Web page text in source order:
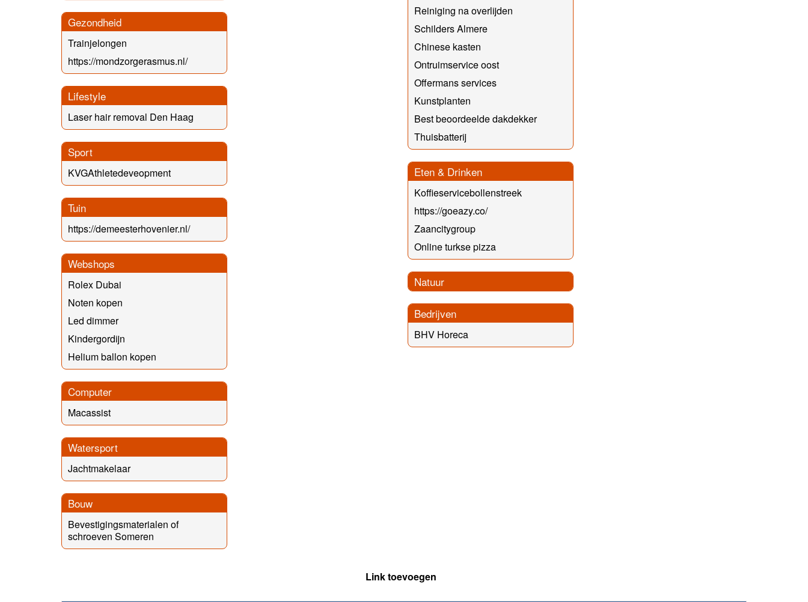
Gezondheid
Trainjelongen
https://mondzorgerasmus.nl/
Lifestyle
Laser hair removal Den Haag
Sport
KVGAthletedeveopment
Tuin
https://demeesterhovenier.nl/
Webshops
Rolex Dubai
Noten kopen
Led dimmer
Kindergordijn
Helium ballon kopen
Computer
Macassist
Watersport
Jachtmakelaar
Bouw
Bevestigingsmaterialen of
schroeven Someren
Reiniging na overlijden
Schilders Almere
Chinese kasten
Ontruimservice oost
Offermans services
Kunstplanten
Best beoordeelde dakdekker
Thuisbatterij
Eten & Drinken
Koffieservicebollenstreek
https://goeazy.co/
Zaancitygroup
Online turkse pizza
Natuur
Bedrijven
BHV Horeca
Link toevoegen